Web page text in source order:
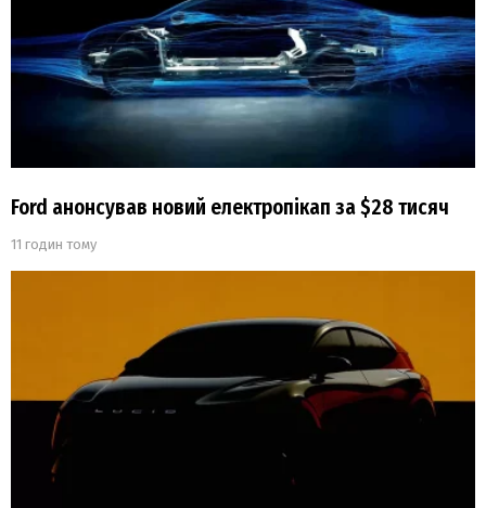
Ford анонсував новий електропікап за $28 тисяч
11 годин тому